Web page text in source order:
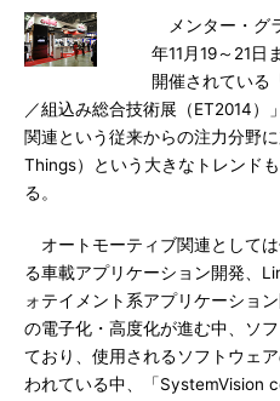
メンター・グ
年11月19～21日
開催されている
／組込み総合技術展（ET2014
関連という従来からの注力分野
Things）という大きなトレンド
る。
オートモーティブ関連としては
る車載アプリケーション開発、
ォテイメント系アプリケーショ
の電子化・高度化が進む中、ソ
ており、使用されるソフトウェ
われている中、「SystemVision